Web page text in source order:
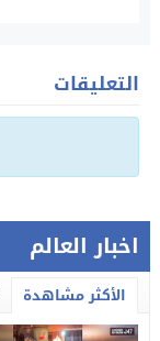
التعليقات
اخبار العالم
الأكثر مشاهدة